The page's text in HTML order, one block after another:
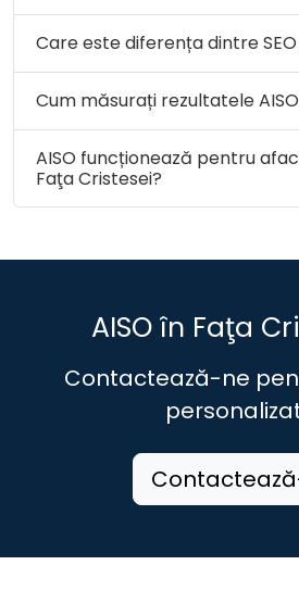
Care este diferența dintre SEO
Cum măsurați rezultatele
AISO funcționează pentru
Faţa Cristesei?
AISO în Faţa
Contactează-ne